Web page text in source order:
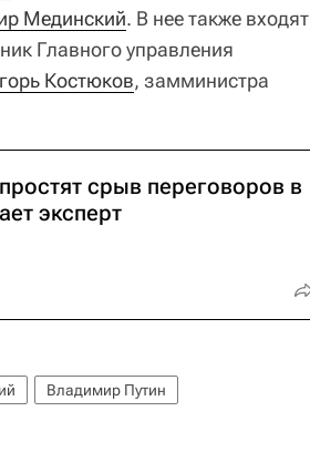
Мединский. В нее также входят
Главного управления
Костюков, замминистра
срыв переговоров в
эксперт
Владимир Путин